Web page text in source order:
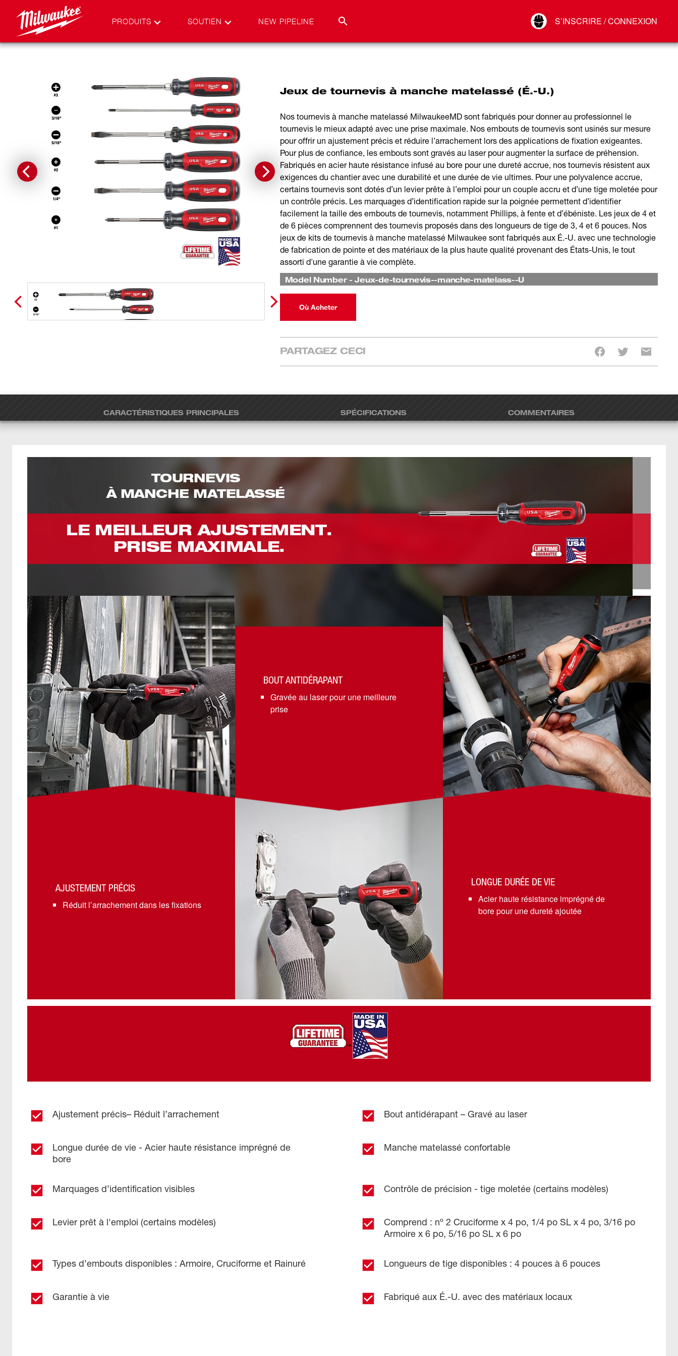
PRODUITS SOUTIEN NEW PIPELINE S’INSCRIRE / CONNEXION
Connect
Jeux de tournevis à manche matelassé (É.-U.)
Nos tournevis à manche matelassé MilwaukeeMD sont fabriqués pour donner au professionnel le
tournevis le mieux adapté avec une prise maximale. Nos embouts de tournevis sont usinés sur mesure
pour offrir un ajustement précis et réduire l’arrachement lors des applications de fixation exigeantes.
Pour plus de confiance, les embouts sont gravés au laser pour augmenter la surface de préhension.
Fabriqués en acier haute résistance infusé au bore pour une dureté accrue, nos tournevis résistent aux
exigences du chantier avec une durabilité et une durée de vie ultimes. Pour une polyvalence accrue,
certains tournevis sont dotés d’un levier prête à l’emploi pour un couple accru et d’une tige moletée pour
un contrôle précis. Les marquages d’identification rapide sur la poignée permettent d’identifier
facilement la taille des embouts de tournevis, notamment Phillips, à fente et d’ébéniste. Les jeux de 4 et
de 6 pièces comprennent des tournevis proposés dans des longueurs de tige de 3, 4 et 6 pouces. Nos
jeux de kits de tournevis à manche matelassé Milwaukee sont fabriqués aux É.-U. avec une technologie
de fabrication de pointe et des matériaux de la plus haute qualité provenant des États-Unis, le tout
assorti d'une garantie à vie complète.
Model Number-Jeux-de-tournevis--manche-matelass--U
Où Acheter
PARTAGEZ CECI
CARACTÉRISTIQUES PRINCIPALES SPÉCIFICATIONS COMMENTAIRES
TOURNEVIS
À MANCHE MATELASSÉ
LE MEILLEUR AJUSTEMENT.
PRISE MAXIMALE.
AJUSTEMENT PRÉCIS
Réduit l’arrachement dans les fixations
BOUT ANTIDÉRAPANT
Gravée au laser pour une meilleure
prise
LONGUE DURÉE DE VIE
Acier haute résistance imprégné de
bore pour une dureté ajoutée
Ajustement précis– Réduit l’arrachement Bout antidérapant – Gravé au laser
Longue durée de vie - Acier haute résistance imprégné de
bore
Manche matelassé confortable
Marquages d’identification visibles Contrôle de précision - tige moletée (certains modèles)
Levier prêt à l'emploi (certains modèles)
Comprend : nº 2 Cruciforme x 4 po, 1/4 po SL x 4 po, 3/16 po
Armoire x 6 po, 5/16 po SL x 6 po
Types d’embouts disponibles : Armoire, Cruciforme et Rainuré Longueurs de tige disponibles : 4 pouces à 6 pouces
Garantie à vie Fabriqué aux É.-U. avec des matériaux locaux